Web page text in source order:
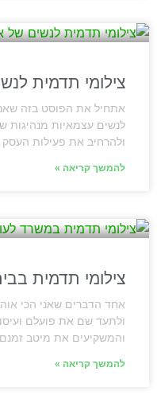
צילומי תדמית
אתחיל את הפוסט בזה
לנשים עצמאיות מנהיגות
ולהרחיב את פעילות העסק
להמשך קריאה »
צילומי תדמית
אחד הדברים שאני הכי
ולתעד שם את פועלם
והמשקיעים את מיטב זמנם
להמשך קריאה »